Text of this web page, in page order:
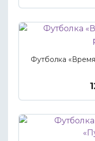
Футболка